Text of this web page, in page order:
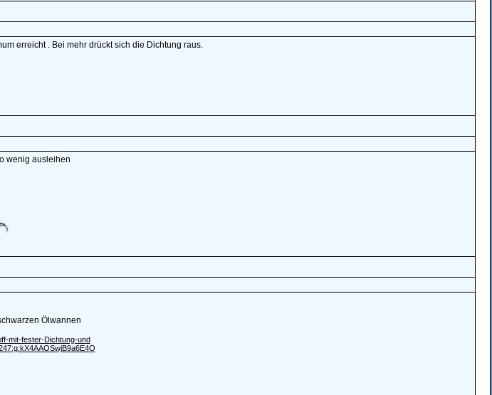
erreicht . Bei mehr drückt sich die Dichtung raus.
wenig ausleihen
Ölwannen
mit-fester-Dichtung-und